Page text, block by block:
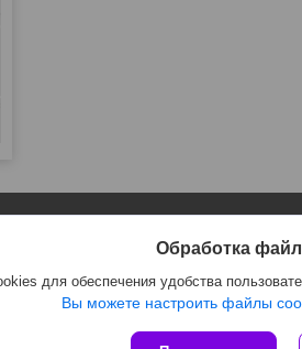
Доставка и оплата
Обработка
для обеспечения удобства
Вы можете настроить файлы